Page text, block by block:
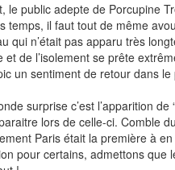
le public adepte de Porcupine
temps, il faut tout de même
qui n’était pas apparu très
et de l’isolement se prête
un sentiment de retour dans
surprise c’est l’apparition
lors de celle-ci. Comble
Paris était la première à
pour certains, admettons que